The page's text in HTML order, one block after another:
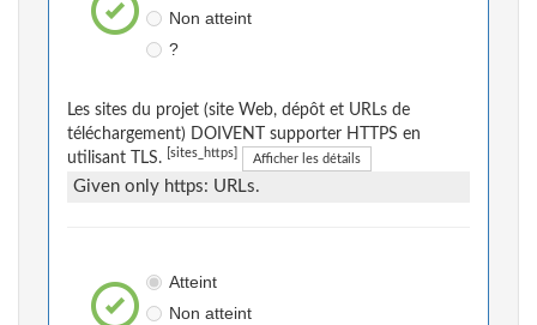
Non atteint
?
Les sites du projet (site Web, dépôt et URLs de
téléchargement) DOIVENT supporter HTTPS en
utilisant TLS.
[sites_https] Afficher les détails
Given only https: URLs.
Atteint
Non atteint